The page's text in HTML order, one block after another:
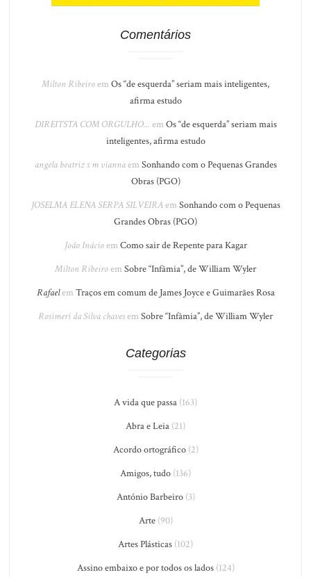
Comentários
Milton Ribeiroem Os “de esquerda” seriam mais inteligentes,
afirma estudo
DIREITSTA COM ORGULHO... em Os “de esquerda” seriam mais
inteligentes, afirma estudo
angela beatriz s m viannaem Sonhando com o Pequenas Grandes
Obras (PGO)
JOSELMA ELENA SERPA SILVEIRAem Sonhando com o Pequenas
Grandes Obras (PGO)
João Inácioem Como sair de Repente para Kagar
Milton Ribeiroem Sobre “Infâmia”, de William Wyler
Rafaelem Traços em comum de James Joyce e Guimarães Rosa
Rosimeri da Silva chavesem Sobre “Infâmia”, de William Wyler
Categorias
A vida que passa (163)
Abra e Leia (21)
Acordo ortográfico(2)
Amigos, tudo (136)
António Barbeiro(3)
Arte(90)
Artes Plásticas (102)
Assino embaixo e por todos os lados(124)